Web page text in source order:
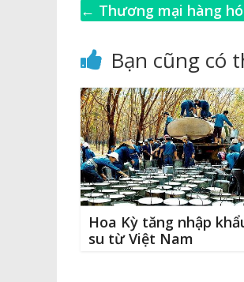
c
b
o
o
k
← Thương mại hàng
Bạn cũng có
Hoa Kỳ tăng nhập
su từ Việt Nam